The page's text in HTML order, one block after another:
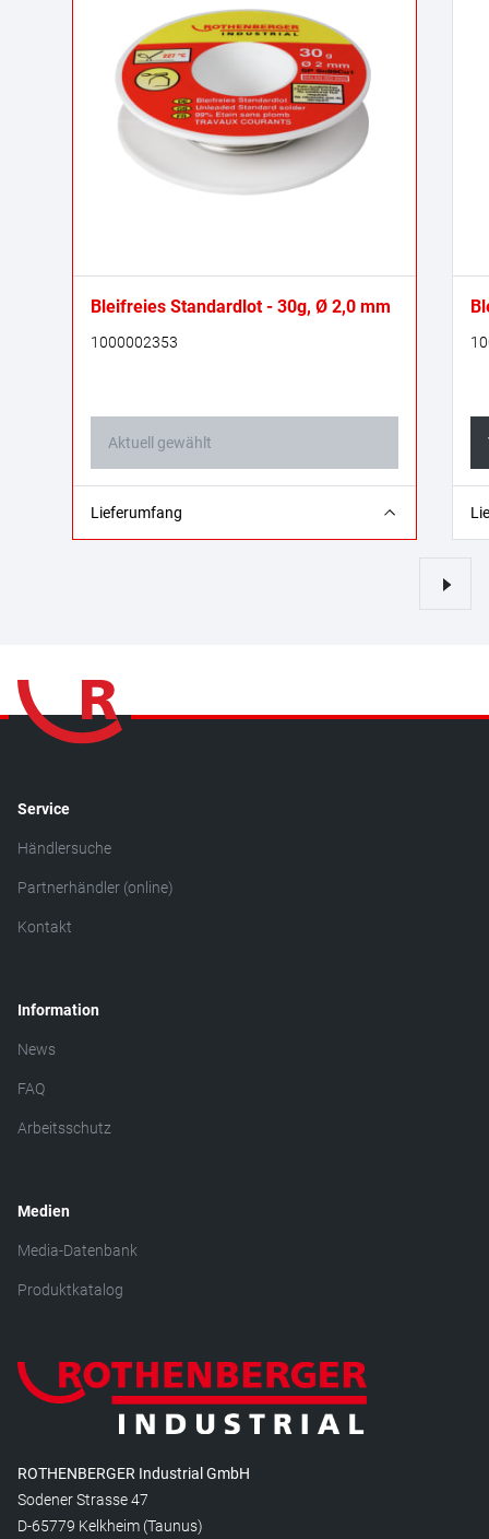
Lieferumfang
Bleifreies Standardlot - 30g, Ø 2,0 mm
1000002353
Aktuell gewählt
30 g
Service
Händlersuche
Partnerhändler (online)
Kontakt
Information
News
FAQ
Arbeitsschutz
Medien
Media-Datenbank
Produktkatalog
ROTHENBERGER Industrial GmbH
Sodener Strasse 47
D-65779 Kelkheim (Taunus)